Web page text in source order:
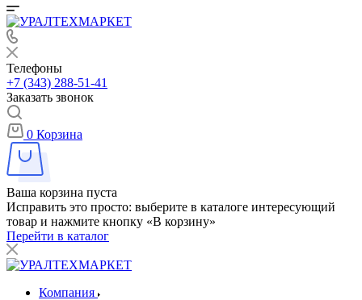
Телефоны
+7 (343) 288-51-41
Заказать звонок
0 Корзина
Ваша корзина пуста
Исправить это просто: выберите в каталоге интересующий
товар и нажмите кнопку «В корзину»
Перейти в каталог
Компания